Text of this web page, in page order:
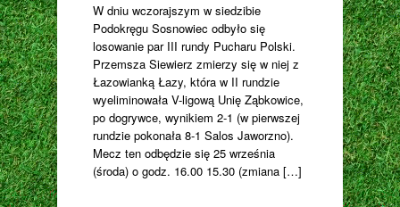
W dniu wczorajszym w siedzibie
Podokręgu Sosnowiec odbyło się
losowanie par III rundy Pucharu Polski.
Przemsza Siewierz zmierzy się w niej z
Łazowianką Łazy, która w II rundzie
wyeliminowała V-ligową Unię Ząbkowice,
po dogrywce, wynikiem 2-1 (w pierwszej
rundzie pokonała 8-1 Salos Jaworzno).
Mecz ten odbędzie się 25 września
(środa) o godz. 16.00 15.30 (zmiana […]